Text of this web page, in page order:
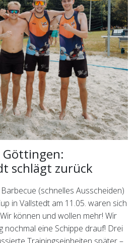
Göttingen:
schlägt zurück
(schnelles Ausscheiden)
in Vallstedt am 11.05. waren sich
können und wollen mehr! Wir
nochmal eine Schippe drauf! Drei